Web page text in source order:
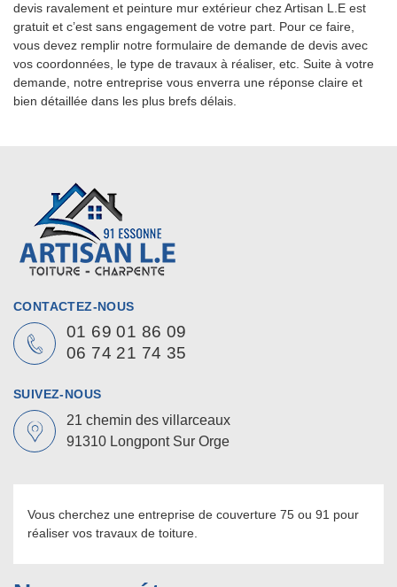
devis ravalement et peinture mur extérieur chez Artisan L.E est
gratuit et c’est sans engagement de votre part. Pour ce faire,
vous devez remplir notre formulaire de demande de devis avec
vos coordonnées, le type de travaux à réaliser, etc. Suite à votre
demande, notre entreprise vous enverra une réponse claire et
bien détaillée dans les plus brefs délais.
CONTACTEZ-NOUS
01 69 01 86 09
06 74 21 74 35
SUIVEZ-NOUS
21 chemin des villarceaux
91310 Longpont Sur Orge
Vous cherchez une entreprise de couverture 75 ou 91 pour
réaliser vos travaux de toiture.